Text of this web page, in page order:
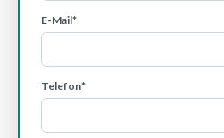
E-Mail*
Telefon*